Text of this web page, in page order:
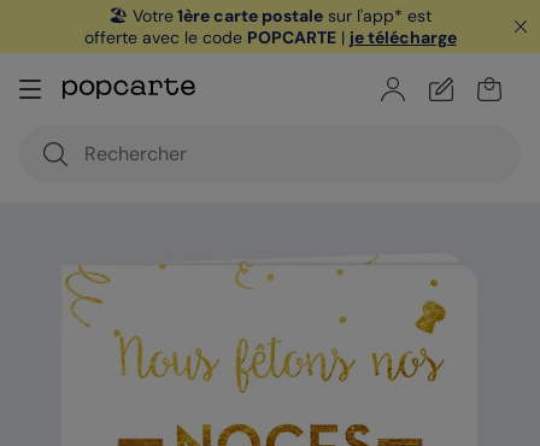
🏖️ Votre1ère carte postale sur l'app* est
offerte avec le code POPCARTE| je télécharge